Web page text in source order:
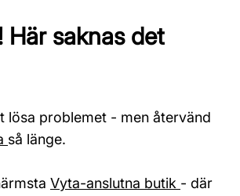
Här saknas det
lösa problemet - men återvänd
så länge.
Vyta-anslutna butik - där